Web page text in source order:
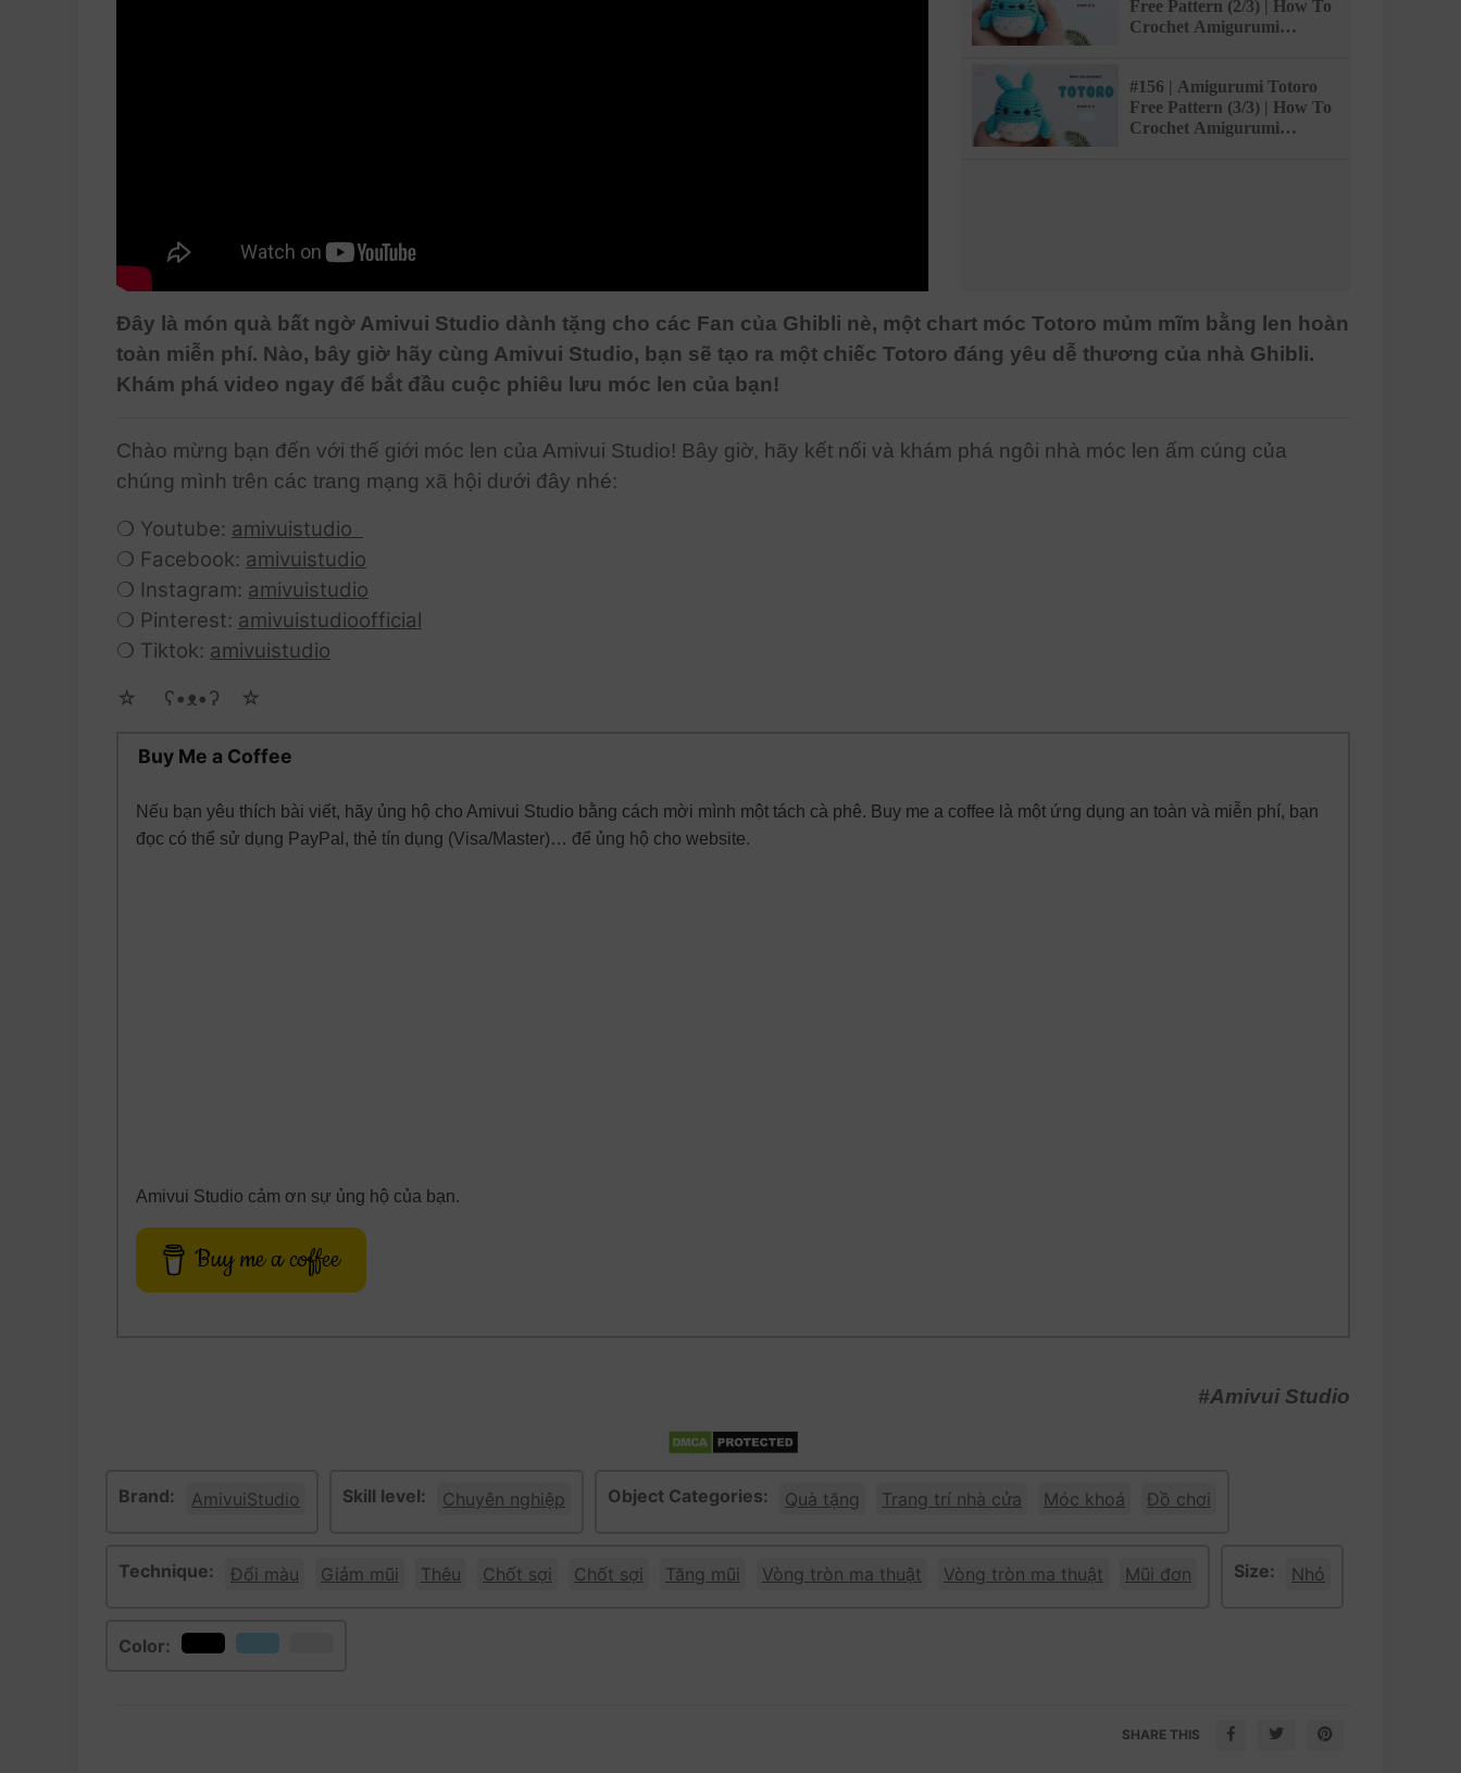
Free Pattern (2/3) | How To
Crochet Amigurumi
#156 | Amigurumi Totoro
Free Pattern (3/3) | How To
Crochet Amigurumi
Đây là món quà bất ngờ Amivui Studio dành tặng cho các Fan của Ghibli nè, một chart móc Totoro mủm mĩm bằng len hoàn
toàn miễn phí. Nào, bây giờ hãy cùng Amivui Studio, bạn sẽ tạo ra một chiếc Totoro đáng yêu dễ thương của nhà Ghibli.
Khám phá video ngay để bắt đầu cuộc phiêu lưu móc len của bạn!
Chào mừng bạn đến với thế giới móc len của Amivui Studio! Bây giờ, hãy kết nối và khám phá ngôi nhà móc len ấm cúng của
chúng mình trên các trang mạng xã hội dưới đây nhé:
❍ Youtube: amivuistudio
❍ Facebook: amivuistudio
❍ Instagram: amivuistudio
❍ Pinterest: amivuistudioofficial
❍ Tiktok: amivuistudio
☆ゝ ʕ•ᴥ•ʔゝ☆
Buy Me a Coffee
Nếu bạn yêu thích bài viết, hãy ủng hộ cho Amivui Studio bằng cách mời mình một tách cà phê. Buy me a coffee là một ứng dụng an toàn và miễn phí, bạn
đọc có thể sử dụng PayPal, thẻ tín dụng (Visa/Master)… để ủng hộ cho website.
Amivui Studio cảm ơn sự ủng hộ của bạn.
Buy me a coffee
#Amivui Studio
Brand: AmivuiStudio Skill level: Chuyên nghiệp Object Categories: Quà tặng Trang trí nhà cửa Móc khoá Đồ chơi
Technique: Đổi màu Giảm mũi Thêu Chốt sợi Chốt sợi Tăng mũi Vòng tròn ma thuật Vòng tròn ma thuật Mũi đơn Size: Nhỏ
Color:
SHARE THIS